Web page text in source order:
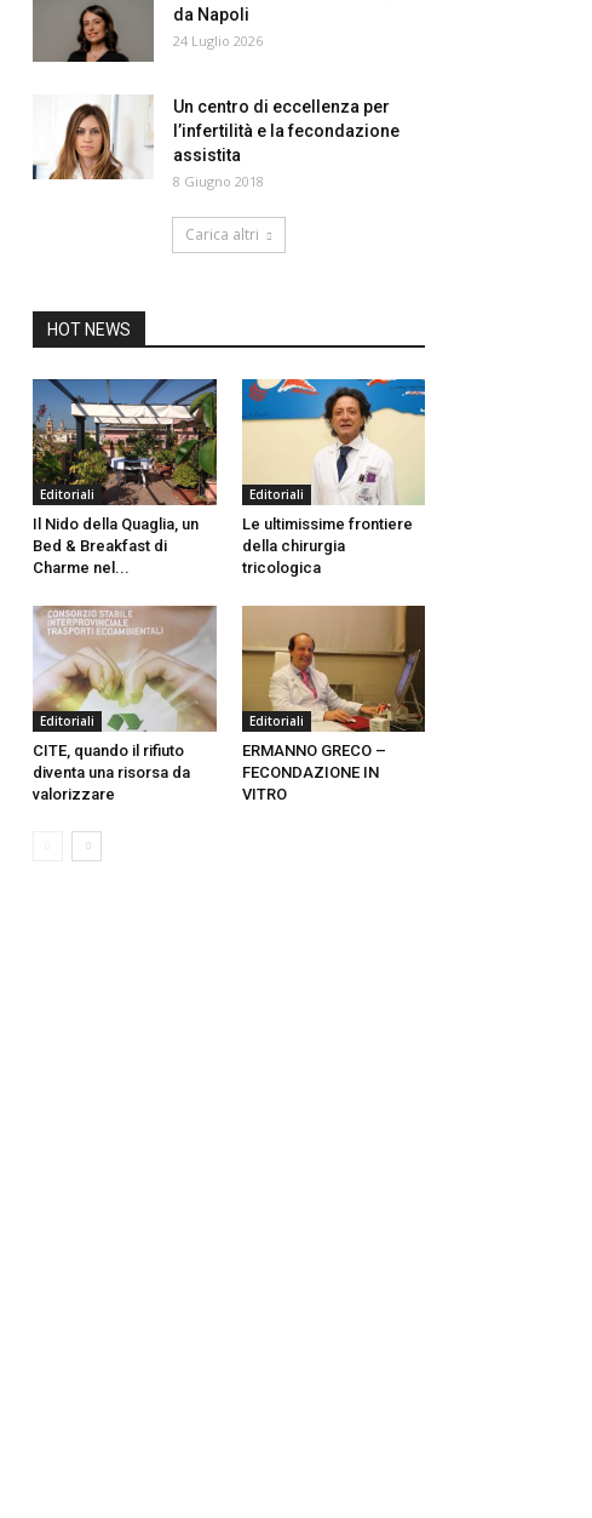
da Napoli
24 Luglio 2026
Un centro di eccellenza per
l’infertilità e la fecondazione
assistita
8 Giugno 2018
Carica altri
HOT NEWS
Editoriali
Il Nido della Quaglia, un
Bed & Breakfast di
Charme nel...
Editoriali
Le ultimissime frontiere
della chirurgia
tricologica
Editoriali
CITE, quando il rifiuto
diventa una risorsa da
valorizzare
Editoriali
ERMANNO GRECO –
FECONDAZIONE IN
VITRO